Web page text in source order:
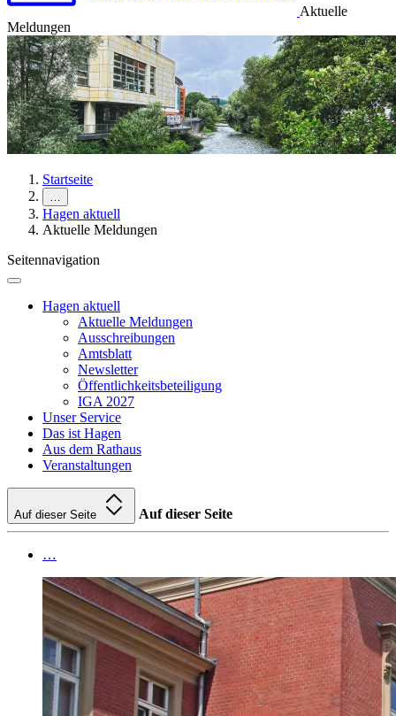
Aktuelle
Meldungen
Startseite
…
Hagen aktuell
Aktuelle Meldungen
Seitennavigation
Hagen aktuell
Aktuelle Meldungen
Ausschreibungen
Amtsblatt
Newsletter
Öffentlichkeitsbeteiligung
IGA 2027
Unser Service
Das ist Hagen
Aus dem Rathaus
Veranstaltungen
Auf dieser Seite Auf dieser Seite
…